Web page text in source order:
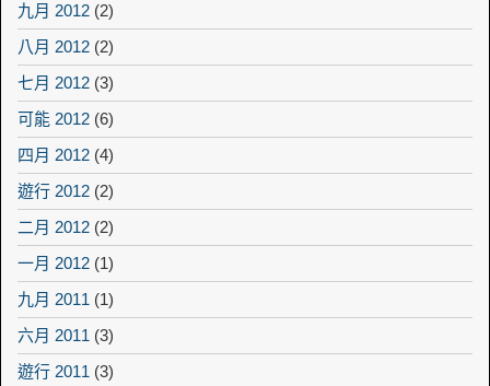
九月 2012 (2)
八月 2012 (2)
七月 2012 (3)
可能 2012 (6)
四月 2012 (4)
遊行 2012 (2)
二月 2012 (2)
一月 2012 (1)
九月 2011 (1)
六月 2011 (3)
遊行 2011 (3)